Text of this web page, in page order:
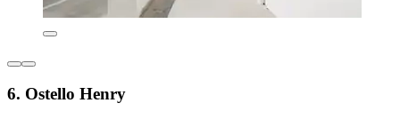
6. Ostello Henry